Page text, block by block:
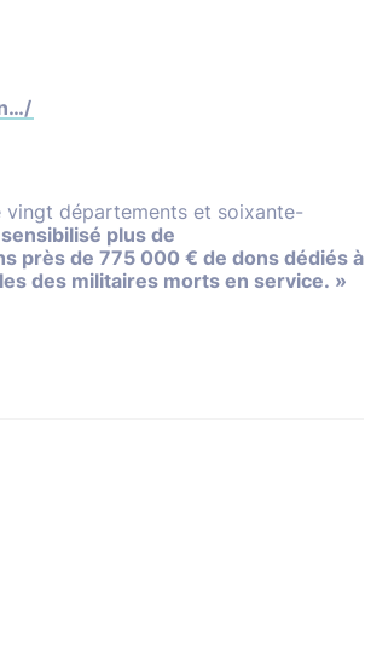
vingt départements et soixante-
plus de
près de 775 000 € de dons dédiés à
des militaires morts en service. »